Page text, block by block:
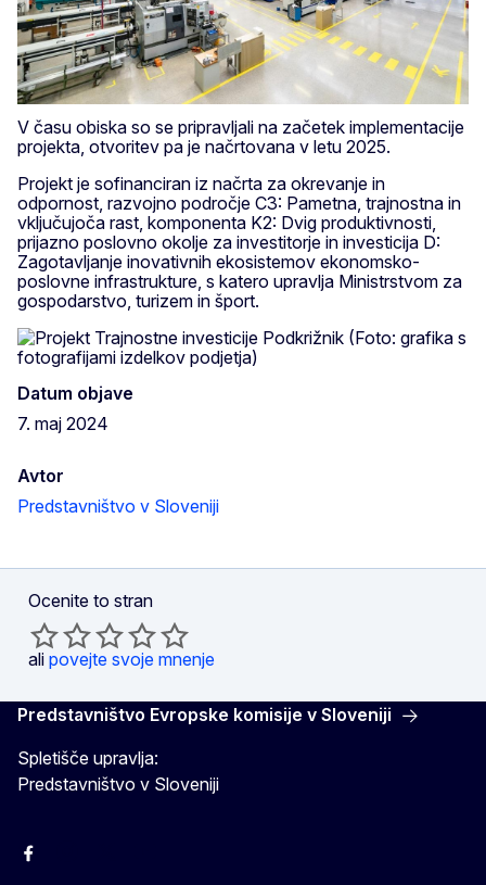
V času obiska so se pripravljali na začetek implementacije
projekta, otvoritev pa je načrtovana v letu 2025.
Projekt je sofinanciran iz načrta za okrevanje in
odpornost, razvojno področje C3: Pametna, trajnostna in
vključujoča rast, komponenta K2: Dvig produktivnosti,
prijazno poslovno okolje za investitorje in investicija D:
Zagotavljanje inovativnih ekosistemov ekonomsko-
poslovne infrastrukture, s katero upravlja Ministrstvom za
gospodarstvo, turizem in šport.
Datum objave
7. maj 2024
Avtor
Predstavništvo v Sloveniji
Ocenite to stran
ali povejte svoje mnenje
Predstavništvo Evropske komisije v Sloveniji
Spletišče upravlja:
Predstavništvo v Sloveniji
Facebook